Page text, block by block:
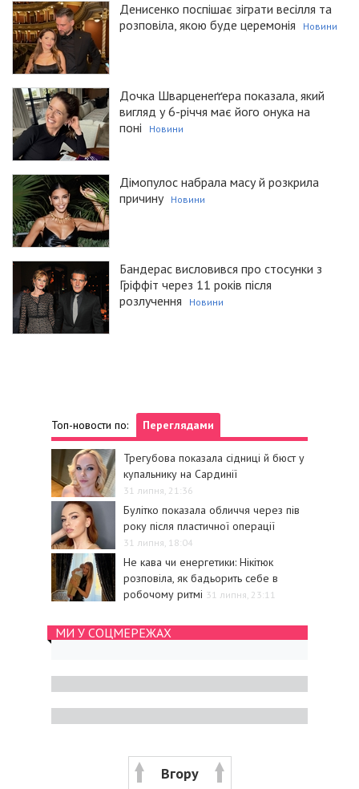
Денисенко поспішає зіграти весілля та
розповіла, якою буде церемонія
Новини
Дочка Шварценеґґера показала, який
вигляд у 6-річчя має його онука на
поні
Новини
Дімопулос набрала масу й розкрила
причину
Новини
Бандерас висловився про стосунки з
Гріффіт через 11 років після
розлучення
Новини
Топ-новости по: Переглядами
Трегубова показала сідниці й бюст у
купальнику на Сардинії
31 липня, 21:36
Булітко показала обличчя через пів
року після пластичної операції
31 липня, 18:04
Не кава чи енергетики: Нікітюк
розповіла, як бадьорить себе в
робочому ритмі 31 липня, 23:11
МИ У СОЦМЕРЕЖАХ
Вгору